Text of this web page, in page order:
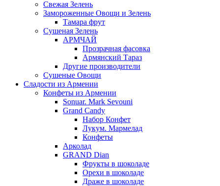
Свежая Зелень
Замороженные Овощи и Зелень
Тамара фрут
Сушеная Зелень
АРМЧАЙ
Прозрачная фасовка
Армянский Тараз
Другие производители
Сушеные Овощи
Сладости из Армении
Конфеты из Армении
Sonuar. Mark Sevouni
Grand Candy
Набор Конфет
Лукум. Мармелад
Конфеты
Арколад
GRAND Dian
Фрукты в шоколаде
Орехи в шоколаде
Драже в шоколаде